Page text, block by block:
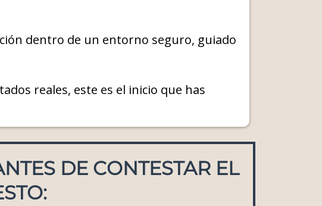
dentro de un entorno seguro, guiado
reales, este es el inicio que has
DE CONTESTAR EL